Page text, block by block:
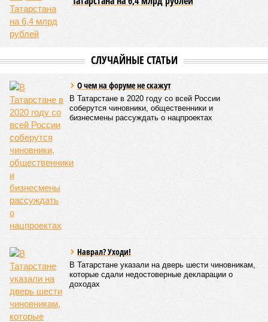
СЛУЧАЙНЫЕ СТАТЬИ
О чем на форуме не скажут
В Татарстане в 2020 году со всей России
соберутся чиновники, общественники и
бизнесмены рассуждать о нацпроектах
Наврал? Уходи!
В Татарстане указали на дверь шести чиновникам,
которые сдали недостоверные декларации о
доходах